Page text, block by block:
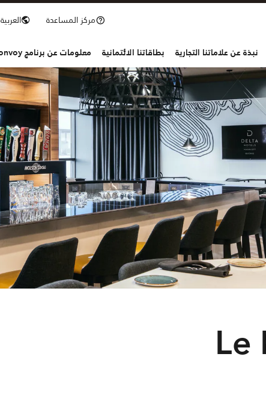
مركز المساعدة العربية
نبذة عن علاماتنا التجارية بطاقاتنا الائتمانية معلومات عن برنامج Marriott Bonvoy